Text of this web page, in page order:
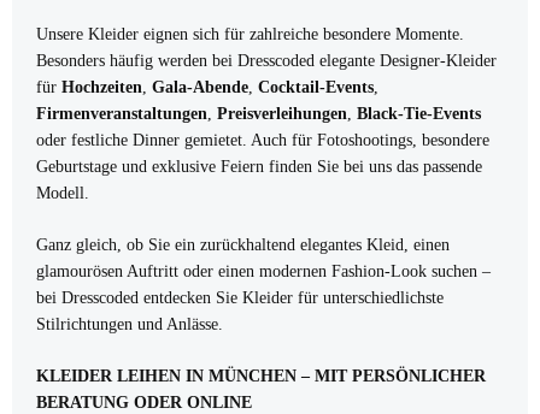
Unsere Kleider eignen sich für zahlreiche besondere Momente.
Besonders häufig werden bei Dresscoded elegante Designer-Kleider
für Hochzeiten, Gala-Abende, Cocktail-Events,
Firmenveranstaltungen, Preisverleihungen, Black-Tie-Events
oder festliche Dinner gemietet. Auch für Fotoshootings, besondere
Geburtstage und exklusive Feiern finden Sie bei uns das passende
Modell.
Ganz gleich, ob Sie ein zurückhaltend elegantes Kleid, einen
glamourösen Auftritt oder einen modernen Fashion-Look suchen –
bei Dresscoded entdecken Sie Kleider für unterschiedlichste
Stilrichtungen und Anlässe.
KLEIDER LEIHEN IN MÜNCHEN – MIT PERSÖNLICHER
BERATUNG ODER ONLINE